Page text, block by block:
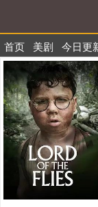
首页 美剧 今日更